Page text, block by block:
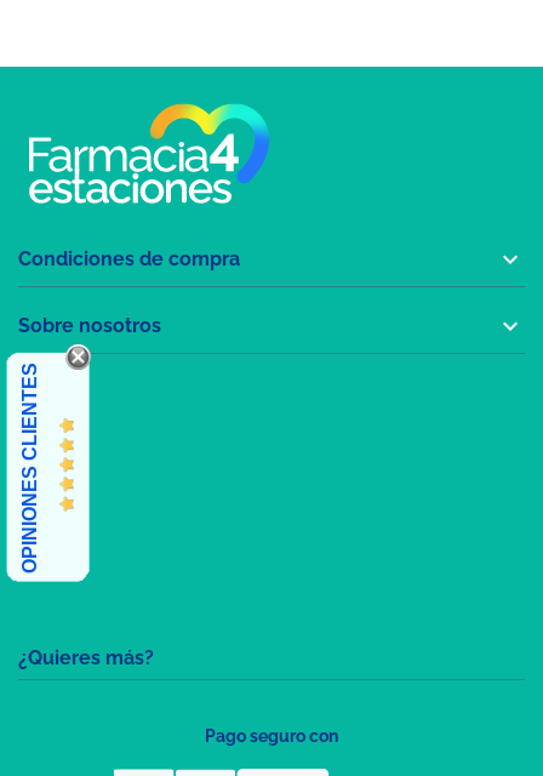
¿Quieres más?
Condiciones de compra 
Sobre nosotros 
OPINIONES CLIENTES
Pago seguro con